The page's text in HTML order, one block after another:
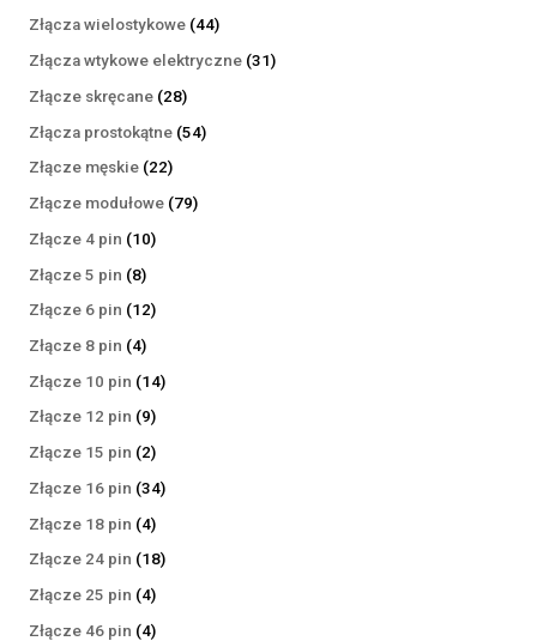
Złącza wielostykowe 4444
produkty
Złącza wtykowe elektryczne 3131
Złącze skręcane 2828
produktów
Złącza prostokątne 5454
Złącze męskie 2222
produkty
Złącze modułowe 7979
Złącze 4 pin 1010
Złącze 5 pin 88
produktów
Złącze 6 pin 1212
Złącze 8 pin 44
produkty
Złącze 10 pin 1414
Złącze 12 pin 99
produktów
Złącze 15 pin 22
produkty
Złącze 16 pin 3434
Złącze 18 pin 44
produkty
Złącze 24 pin 1818
Złącze 25 pin 44
produkty
Złącze 46 pin 44